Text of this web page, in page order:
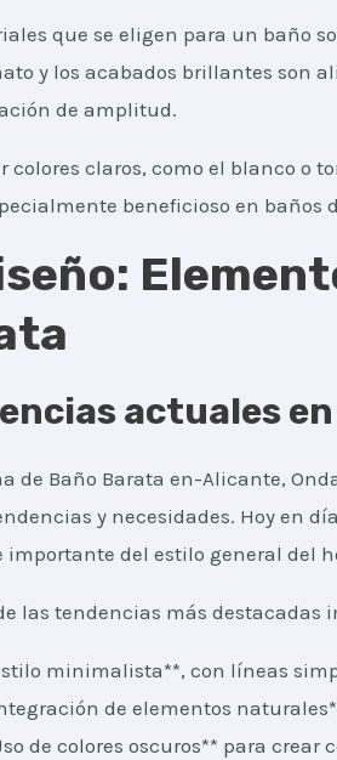
que se eligen para un baño
y los acabados brillantes son
de amplitud.
colores claros, como el blanco o
beneficioso en baños
actuales
de Baño Barata en-Alicante,
y necesidades. Hoy en
importante del estilo general del
las tendencias más destacadas
minimalista**, con líneas
de elementos
de colores oscuros** para crear